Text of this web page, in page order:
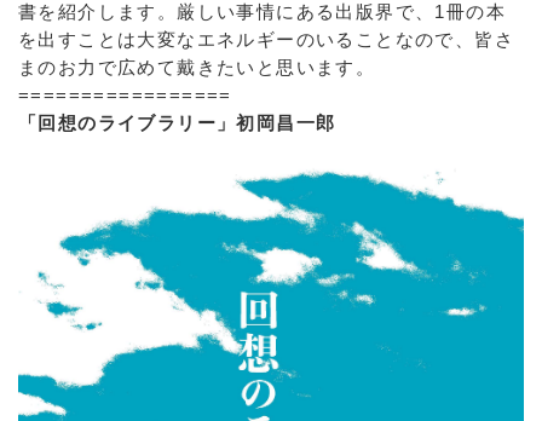
書を紹介します。厳しい事情にある出版界で、1冊の本
を出すことは大変なエネルギーのいることなので、皆さ
まのお力で広めて戴きたいと思います。
=================
「回想のライブラリー」初岡昌一郎